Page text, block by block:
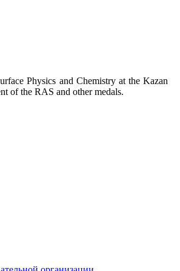
Physics and Chemistry at the Kazan
of the RAS and other medals.